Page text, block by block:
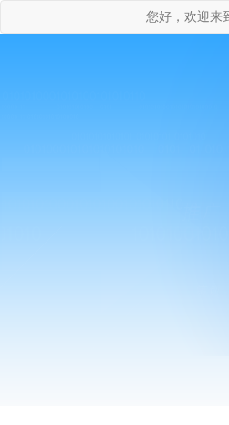
您好，欢迎来